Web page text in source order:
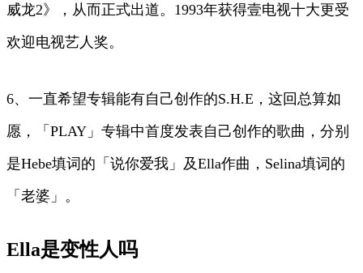
威龙2》，从而正式出道。1993年获得壹电视十大更受
欢迎电视艺人奖。
6、一直希望专辑能有自己创作的S.H.E，这回总算如
愿，「PLAY」专辑中首度发表自己创作的歌曲，分别
是Hebe填词的「说你爱我」及Ella作曲，Selina填词的
「老婆」。
Ella是变性人吗